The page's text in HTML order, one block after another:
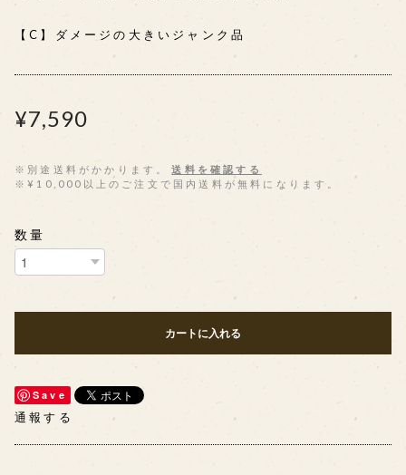
【C】ダメージの大きいジャンク品
¥7,590
※別途送料がかかります。
送料を確認する
※¥10,000以上のご注文で国内送料が無料になります。
数量
カートに入れる
Save
通報する